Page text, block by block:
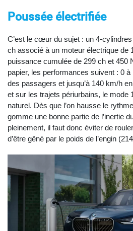
Poussée électrifiée
C’est le cœur du sujet : un 4-
ch associé à un moteur électrique de
puissance cumulée de 299 ch et 450
papier, les performances suivent : 0
des passagers et jusqu’à 140 km/h
et sur les trajets périurbains, le mode
naturel. Dès que l’on hausse le
gomme une bonne partie de l’inertie
pleinement, il faut donc éviter de
d’être gêné par le poids de l’engin